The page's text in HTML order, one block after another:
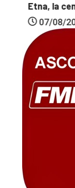
Etna, la
07/08/2026